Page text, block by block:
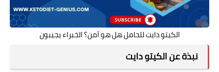
الكيتو دايت للحامل هل هو آمن؟ الخبراء يجيبون
نبذة عن الكيتو دايت